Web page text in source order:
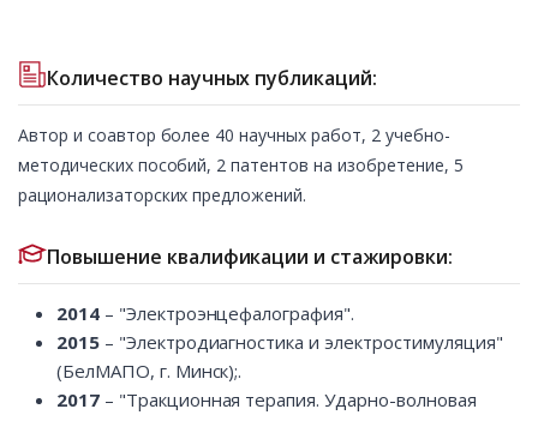
Количество научных публикаций:
Автор и соавтор более 40 научных работ, 2 учебно-
методических пособий, 2 патентов на изобретение, 5
рационализаторских предложений.
Повышение квалификации и стажировки:
2014 – "Электроэнцефалография".
2015 – "Электродиагностика и электростимуляция"
(БелМАПО, г. Минск);.
2017– "Тракционная терапия. Ударно-волновая